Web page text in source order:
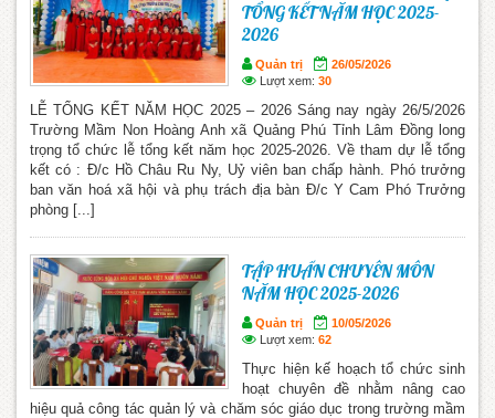
TỔNG KẾT NĂM HỌC 2025-
2026
Quản trị
26/05/2026
Lượt xem: 30
LỄ TỔNG KẾT NĂM HỌC 2025 – 2026 Sáng nay ngày 26/5/2026
Trường Mầm Non Hoàng Anh xã Quảng Phú Tỉnh Lâm Đồng long
trọng tổ chức lễ tổng kết năm học 2025-2026. Về tham dự lễ tổng
kết có : Đ/c Hồ Châu Ru Ny, Uỷ viên ban chấp hành. Phó trưởng
ban văn hoá xã hội và phụ trách địa bàn Đ/c Y Cam Phó Trưởng
phòng [...]
TẬP HUẤN CHUYÊN MÔN
NĂM HỌC 2025-2026
Quản trị
10/05/2026
Lượt xem: 62
Thực hiện kế hoạch tổ chức sinh
hoạt chuyên đề nhằm nâng cao
hiệu quả công tác quản lý và chăm sóc giáo dục trong trường mầm